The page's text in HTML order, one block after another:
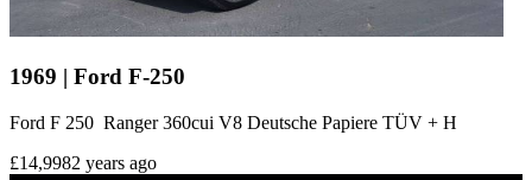
1969 | Ford F-250
Ford F 250 Ranger 360cui V8 Deutsche Papiere TÜV + H
£14,9982 years ago